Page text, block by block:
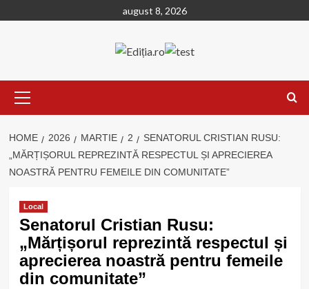
to
august 8, 2026
Menu
HOME 2026 MARTIE 2
SENATORUL CRISTIAN RUSU:
„MĂRȚIȘORUL REPREZINTĂ RESPECTUL ȘI APRECIEREA
NOASTRĂ PENTRU FEMEILE DIN COMUNITATE”
Local
Senatorul Cristian Rusu:
„Mărțișorul reprezintă respectul și
aprecierea noastră pentru femeile
din comunitate”